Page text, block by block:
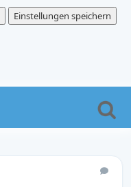
Einstellungen speichern